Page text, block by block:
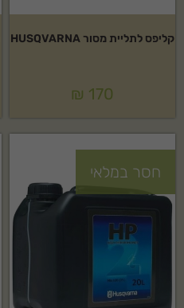
קליפס לתליית מסור HUSQVARNA
₪ 170
חסר במלאי